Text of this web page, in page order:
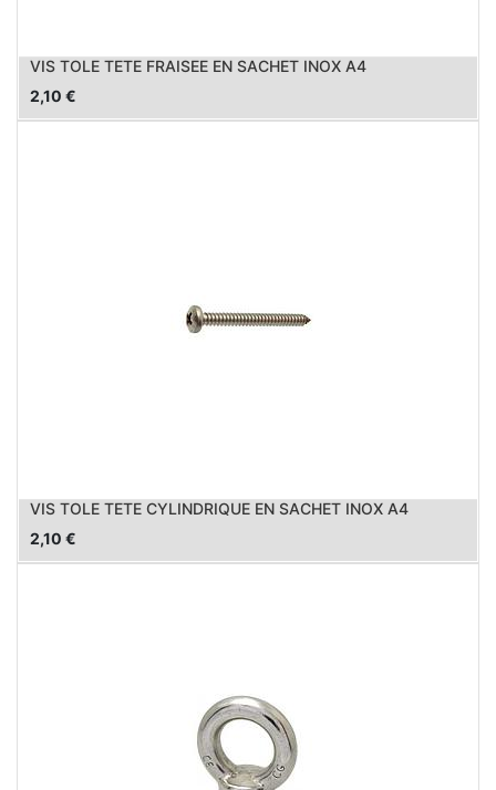
VIS TOLE TETE FRAISEE EN SACHET INOX A4
2,10 €
VIS TOLE TETE CYLINDRIQUE EN SACHET INOX A4
2,10 €